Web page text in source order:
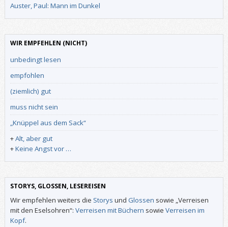
Auster, Paul: Mann im Dunkel
WIR EMPFEHLEN (NICHT)
unbedingt lesen
empfohlen
(ziemlich) gut
muss nicht sein
„Knüppel aus dem Sack“
+Alt, aber gut
+Keine Angst vor …
STORYS, GLOSSEN, LESEREISEN
Wir empfehlen weiters die Storys und Glossen sowie „Verreisen
mit den Eselsohren“: Verreisen mit Büchern sowie Verreisen im
Kopf.